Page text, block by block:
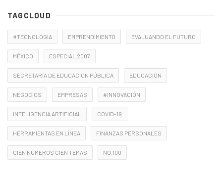
TAGCLOUD
#TECNOLOGIA EMPRENDIMIENTO EVALUANDO EL FUTURO
MÉXICO ESPECIAL 2007
SECRETARÍA DE EDUCACIÓN PÚBLICA EDUCACIÓN
NEGOCIOS EMPRESAS #INNOVACIÓN
INTELIGENCIA ARTIFICIAL COVID-19
HERRAMIENTAS EN LÍNEA FINANZAS PERSONALES
CIEN NÚMEROS CIEN TEMAS NO.100